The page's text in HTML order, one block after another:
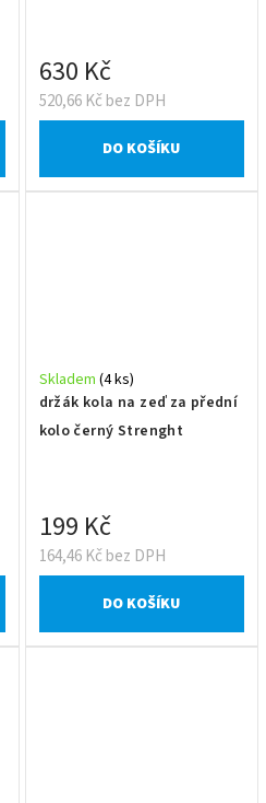
520,66 Kč bez DPH
630 Kč
DO KOŠÍKU
držák kola na zeď za přední
kolo černý Strenght
Skladem (4 ks)
164,46 Kč bez DPH
199 Kč
DO KOŠÍKU